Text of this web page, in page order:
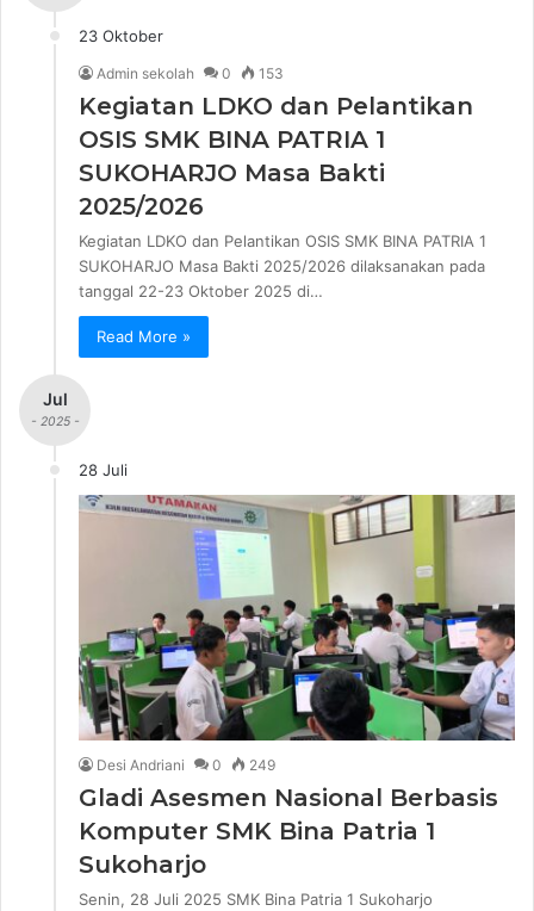
23 Oktober
Admin sekolah 0 153
Kegiatan LDKO dan Pelantikan
OSIS SMK BINA PATRIA 1
SUKOHARJO Masa Bakti
2025/2026
Kegiatan LDKO dan Pelantikan OSIS SMK BINA PATRIA 1
SUKOHARJO Masa Bakti 2025/2026 dilaksanakan pada
tanggal 22-23 Oktober 2025 di…
Read More »
Jul
- 2025 -
28 Juli
Desi Andriani 0 249
Gladi Asesmen Nasional Berbasis
Komputer SMK Bina Patria 1
Sukoharjo
Senin, 28 Juli 2025 SMK Bina Patria 1 Sukoharjo